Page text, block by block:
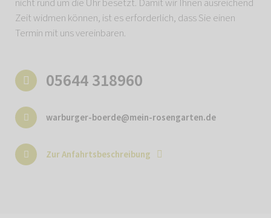
nicht rund um die Uhr besetzt. Damit wir Ihnen ausreichend
Zeit widmen können, ist es erforderlich, dass Sie einen
Termin mit uns vereinbaren.
05644 318960
warburger-boerde@mein-rosengarten.de
Zur Anfahrtsbeschreibung